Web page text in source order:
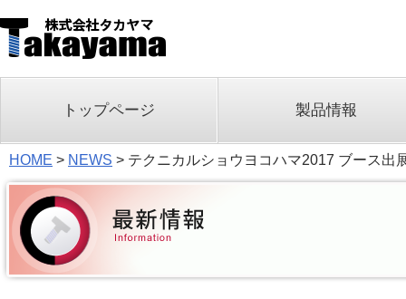
トップページ 製品情報
HOME > NEWS > テクニカルショウヨコハマ2017 ブース出